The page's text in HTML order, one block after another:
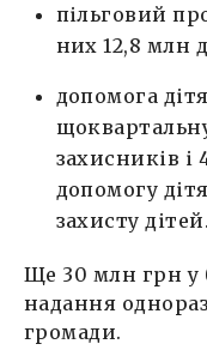
пільговий
них 12,8 млн
допомога
захисників і
допомогу
захисту дітей.
Ще 30 млн грн у
надання
громади.